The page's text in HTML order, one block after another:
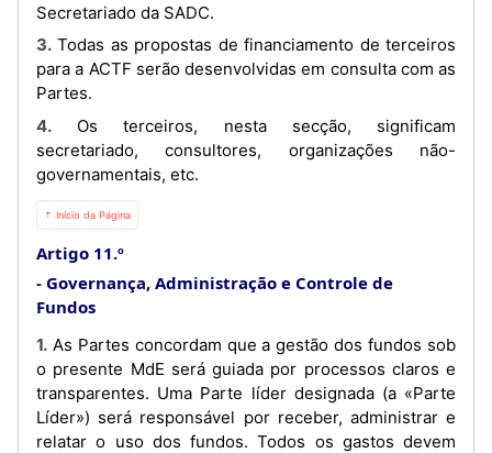
Secretariado da SADC.
3. Todas as propostas de financiamento de terceiros
para a ACTF serão desenvolvidas em consulta com as
Partes.
4. Os terceiros, nesta secção, significam
secretariado, consultores, organizações não-
governamentais, etc.
⇡ Início da Página
Artigo 11.º
Governança, Administração e Controle de
Fundos
1. As Partes concordam que a gestão dos fundos sob
o presente MdE será guiada por processos claros e
transparentes. Uma Parte líder designada (a «Parte
Líder») será responsável por receber, administrar e
relatar o uso dos fundos. Todos os gastos devem